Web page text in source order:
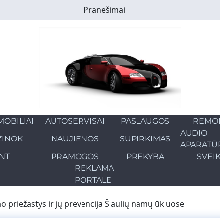
Pranešimai
AUTOSERVISAI PASLAUGOS
NAUJIENOS SUPIRKIMAS
AUDIO
NT PRAMOGOS PREKYBA
REKLAMA
PORTALE
priežastys ir jų prevencija Šiaulių namų ūkiuose